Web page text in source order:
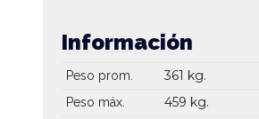
Información
Peso prom. 361 kg.
Peso máx. 459 kg.